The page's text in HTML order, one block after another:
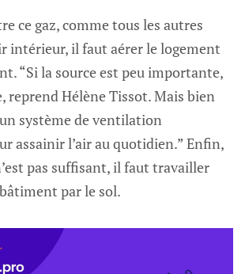
ce gaz, comme tous les autres
intérieur, il faut aérer le logement
“Si la source est peu importante,
reprend Hélène Tissot. Mais bien
système de ventilation
assainir l’air au quotidien.” Enfin,
pas suffisant, il faut travailler
par le sol.